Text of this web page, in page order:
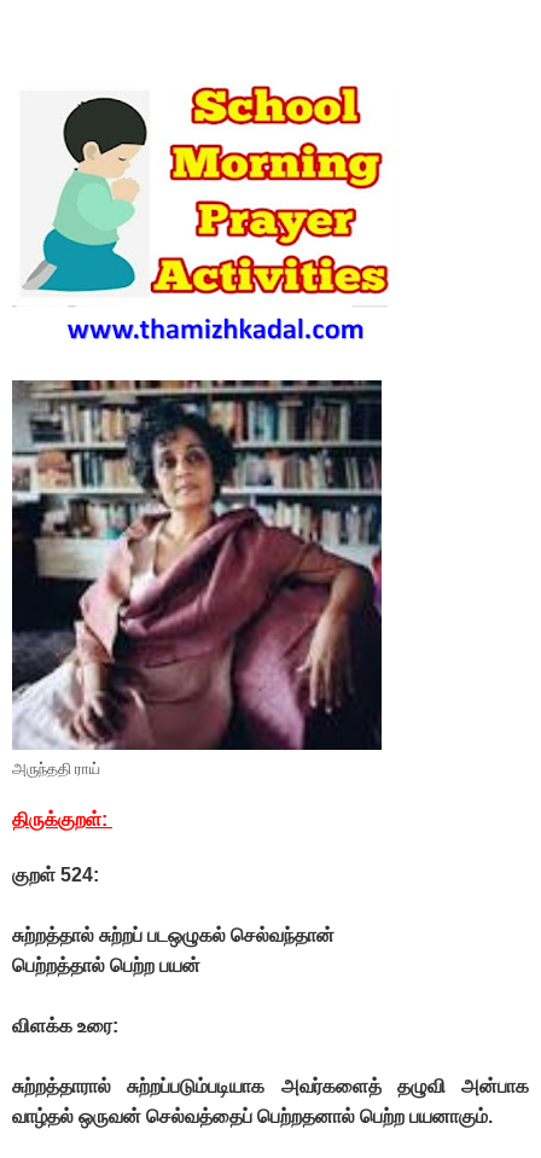
அருந்ததி ராய்
திருக்குறள்:
குறள் 524:
சுற்றத்தால் சுற்றப் படஒழுகல் செல்வந்தான்
பெற்றத்தால் பெற்ற பயன்
விளக்க உரை:
சுற்றத்தாரால்‌ சுற்றப்படும்படியாக அவர்களைத்‌ தழுவி அன்பாக
வாழ்தல்‌ ஒருவன்‌ செல்வத்தைப்‌ பெற்றதனால்‌ பெற்ற பயனாகும்‌.